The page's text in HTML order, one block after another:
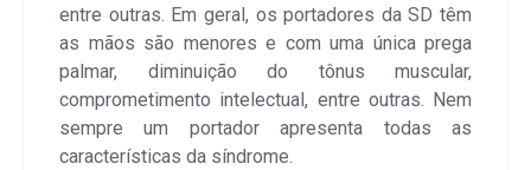
entre outras. Em geral, os portadores da SD têm
as mãos são menores e com uma única prega
palmar, diminuição do tônus muscular,
comprometimento intelectual, entre outras. Nem
sempre um portador apresenta todas as
características da síndrome.